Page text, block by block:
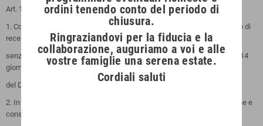
Art. 11 - Recesso
1. Conformemente alle disposizioni legali in vigore, l'acquirente ha diritto di
recedere dall'acquisto
senza alcuna penalità e senza specificarne il motivo, entro il termine di 14
giorni ai sensi dell'art. 57
del D.lgs 206/2005 decorrenti dalla data di ricezione dei prodotti.
2. In caso di acquisti multipli effettuati dal l'acquirente con un solo ordine e
consegnati separatamente,
ordini tenendo conto del periodo di
chiusura.
Ringraziandovi per la fiducia e la
collaborazione, auguriamo a voi e alle
vostre famiglie una serena estate.
Cordiali saluti